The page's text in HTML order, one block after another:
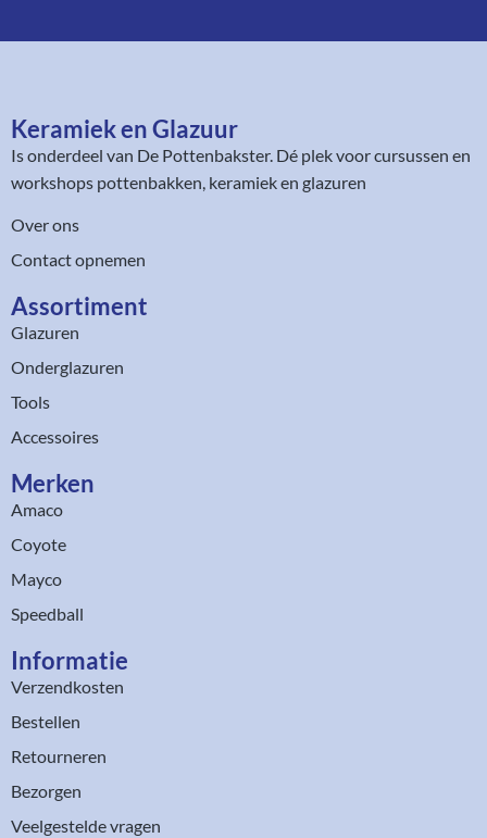
Keramiek en Glazuur​
Is onderdeel van De Pottenbakster. Dé plek voor cursussen en
workshops pottenbakken, keramiek en glazuren
Over ons
Contact opnemen
Assortiment​
Glazuren
Onderglazuren
Tools
Accessoires
Merken
Amaco
Coyote
Mayco
Speedball
Informatie
Verzendkosten
Bestellen
Retourneren
Bezorgen
Veelgestelde vragen